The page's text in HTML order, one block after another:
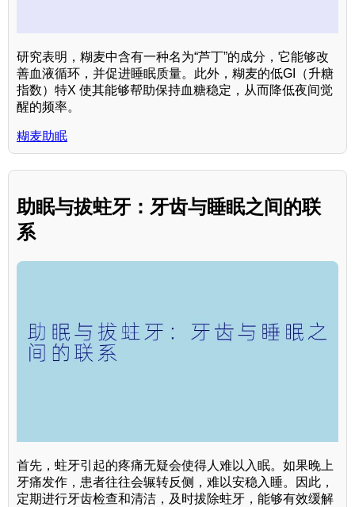
研究表明，糊麦中含有一种名为“芦丁”的成分，它能够改
善血液循环，并促进睡眠质量。此外，糊麦的低GI（升糖
指数）特X 使其能够帮助保持血糖稳定，从而降低夜间觉
醒的频率。
糊麦助眠
助眠与拔蛀牙：牙齿与睡眠之间的联
系
首先，蛀牙引起的疼痛无疑会使得人难以入眠。如果晚上
牙痛发作，患者往往会辗转反侧，难以安稳入睡。因此，
定期进行牙齿检查和清洁，及时拔除蛀牙，能够有效缓解